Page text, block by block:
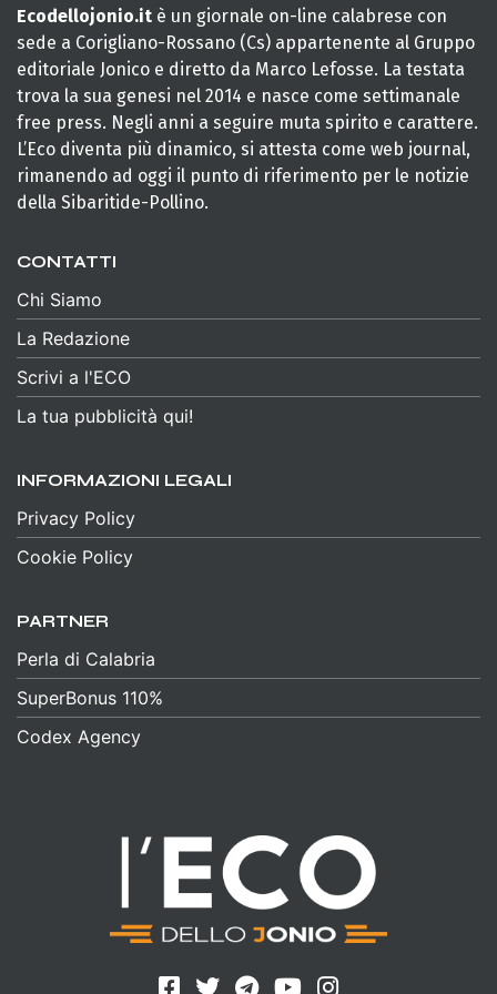
Ecodellojonio.it è un giornale on-line calabrese con
sede a Corigliano-Rossano (Cs) appartenente al Gruppo
editoriale Jonico e diretto da Marco Lefosse. La testata
trova la sua genesi nel 2014 e nasce come settimanale
free press. Negli anni a seguire muta spirito e carattere.
L’Eco diventa più dinamico, si attesta come web journal,
rimanendo ad oggi il punto di riferimento per le notizie
della Sibaritide-Pollino.
CONTATTI
Chi Siamo
La Redazione
Scrivi a l'ECO
La tua pubblicità qui!
INFORMAZIONI LEGALI
Privacy Policy
Cookie Policy
PARTNER
Perla di Calabria
SuperBonus 110%
Codex Agency